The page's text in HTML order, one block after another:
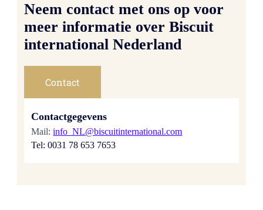
Neem contact met ons op voor
meer informatie over Biscuit
international Nederland
Contact
Contactgegevens
Mail:info_NL@biscuitinternational.com
Tel: 0031 78 653 7653